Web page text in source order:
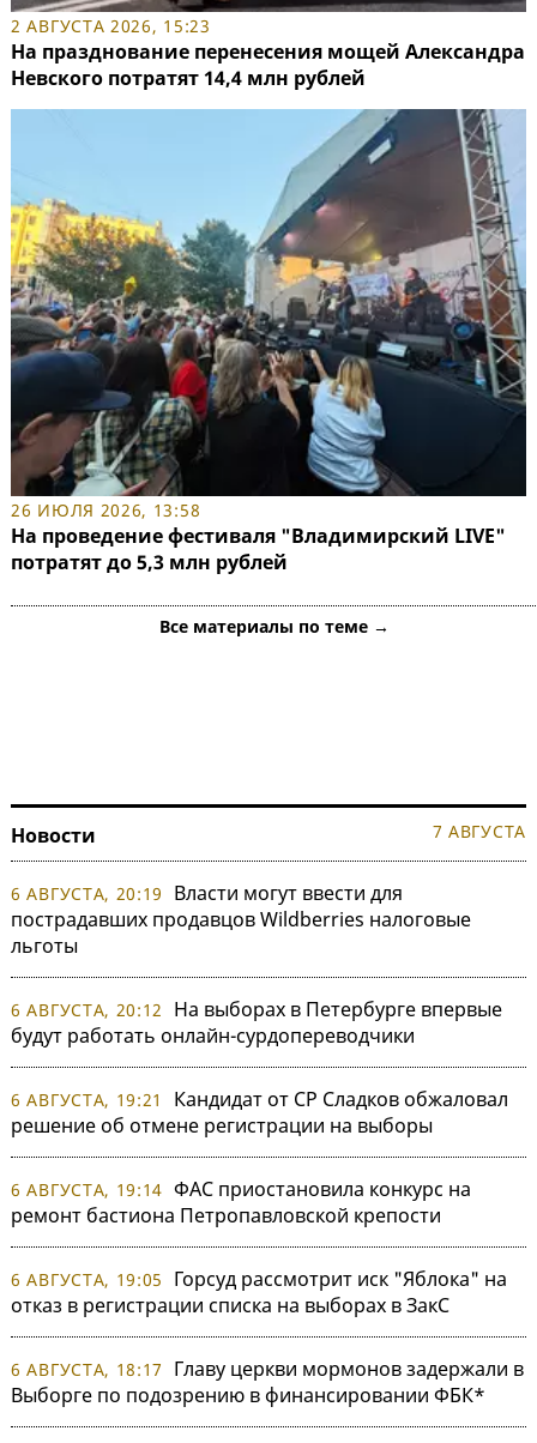
2 АВГУСТА 2026, 15:23
На празднование перенесения мощей Александра
Невского потратят 14,4 млн рублей
26 ИЮЛЯ 2026, 13:58
На проведение фестиваля "Владимирский LIVE"
потратят до 5,3 млн рублей
Все материалы по теме →
Новости 7 АВГУСТА
6 АВГУСТА, 20:19
Власти могут ввести для
пострадавших продавцов Wildberries налоговые
льготы
6 АВГУСТА, 20:12
На выборах в Петербурге впервые
будут работать онлайн-сурдопереводчики
6 АВГУСТА, 19:21
Кандидат от СР Сладков обжаловал
решение об отмене регистрации на выборы
6 АВГУСТА, 19:14 ФАС приостановила конкурс на
ремонт бастиона Петропавловской крепости
6 АВГУСТА, 19:05
Горсуд рассмотрит иск "Яблока" на
отказ в регистрации списка на выборах в ЗакС
6 АВГУСТА, 18:17
Главу церкви мормонов задержали в
Выборге по подозрению в финансировании ФБК*